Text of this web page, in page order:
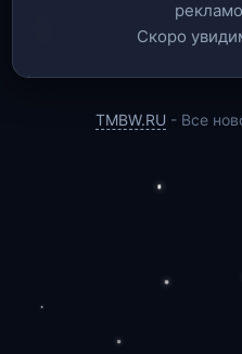
Скоро
TMBW.RU - Все